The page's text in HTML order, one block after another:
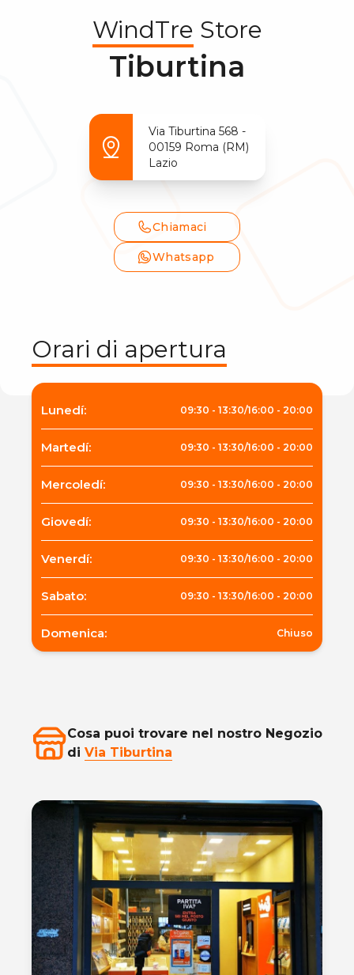
WindTre Store
Tiburtina
Via Tiburtina 568 -
00159 Roma (RM)
Lazio
Chiamaci
Whatsapp
Orari di apertura
Lunedí: 09:30 - 13:30/16:00 - 20:00
Martedí: 09:30 - 13:30/16:00 - 20:00
Mercoledí: 09:30 - 13:30/16:00 - 20:00
Giovedí: 09:30 - 13:30/16:00 - 20:00
Venerdí: 09:30 - 13:30/16:00 - 20:00
Sabato: 09:30 - 13:30/16:00 - 20:00
Domenica: Chiuso
Cosa puoi trovare nel nostro Negozio
di Via Tiburtina